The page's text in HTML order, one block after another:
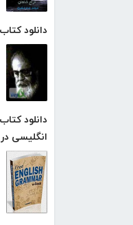
دانلود
دانلود
انگلیسی